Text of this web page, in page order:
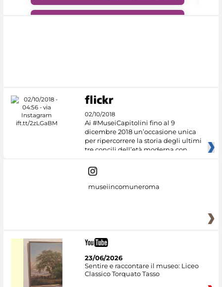
02/10/2018
Ai #MuseiCapitolini fino al 9
dicembre 2018 un’occasione unica
per ripercorrere la storia degli ultimi
tre concili dell’età moderna con
museiincomuneroma
23/06/2026
Sentire e raccontare il museo: Liceo
Classico Torquato Tasso